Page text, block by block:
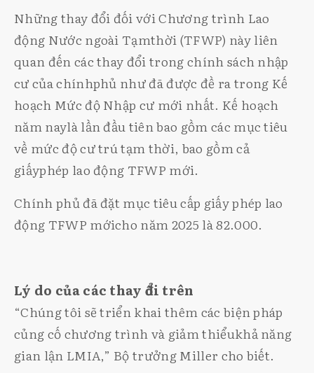
Những thay đổi đối với Chương trình Lao
động Nước ngoài Tạmthời (TFWP) này liên
quan đến các thay đổi trong chính sách nhập
cư của chínhphủ như đã được đề ra trong Kế
hoạch Mức độ Nhập cư mới nhất. Kế hoạch
năm naylà lần đầu tiên bao gồm các mục tiêu
về mức độ cư trú tạm thời, bao gồm cả
giấyphép lao động TFWP mới.
Chính phủ đã đặt mục tiêu cấp giấy phép lao
động TFWP mớicho năm 2025 là 82.000.
Lý do của các thay đổi trên
“Chúng tôi sẽ triển khai thêm các biện pháp
củng cố chương trình và giảm thiểukhả năng
gian lận LMIA,” Bộ trưởng Miller cho biết.